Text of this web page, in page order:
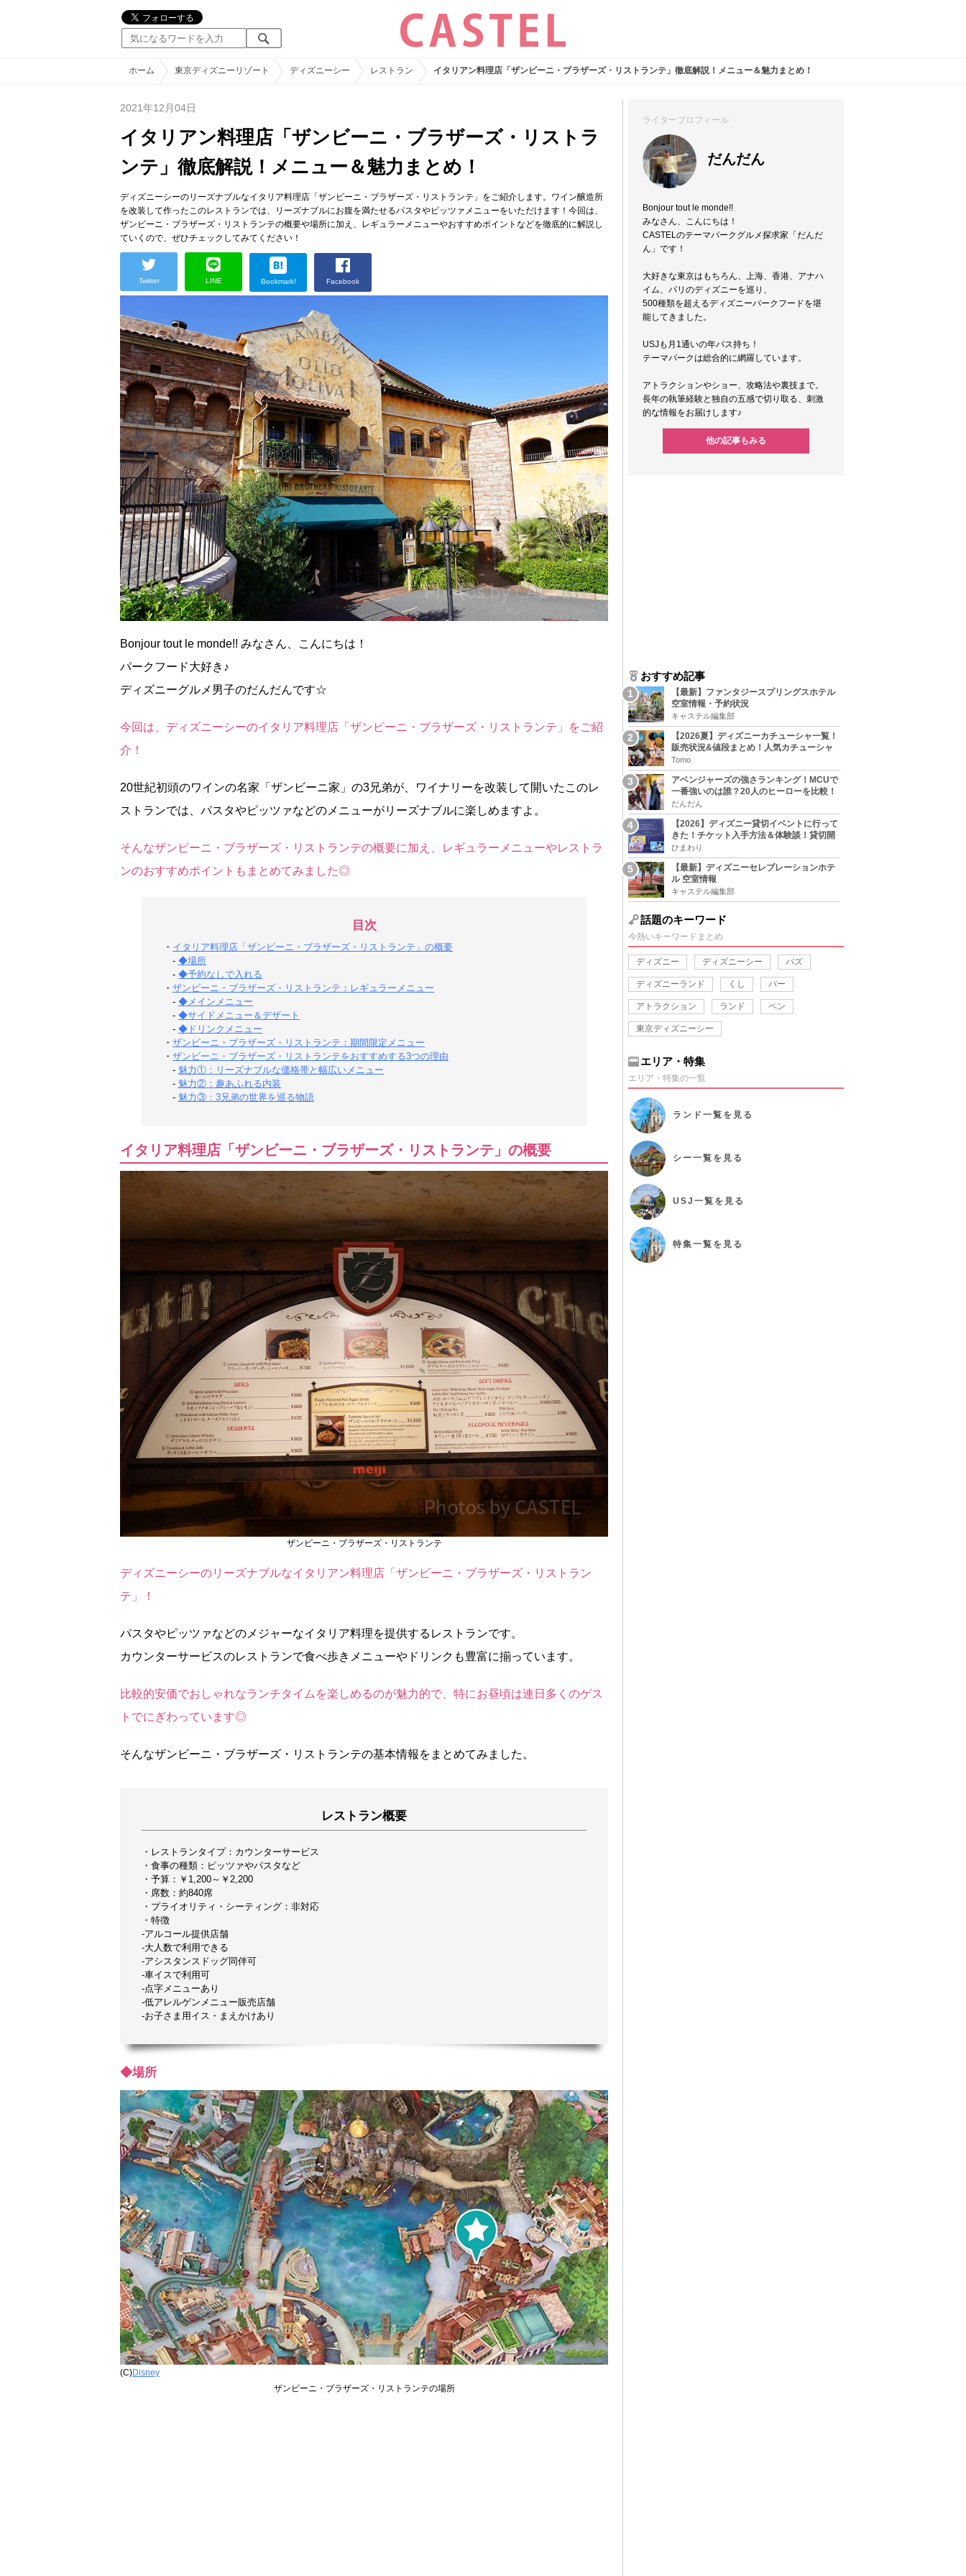
ホーム 東京ディズニーリゾート ディズニーシー レストラン イタリアン料理店「ザンビーニ・ブラザーズ・リストランテ」徹底解説！メニュー＆魅力まとめ！
2021年12月04日
イタリアン料理店「ザンビーニ・ブラザーズ・リストラ
ンテ」徹底解説！メニュー＆魅力まとめ！
ディズニーシーのリーズナブルなイタリア料理店「ザンビーニ・ブラザーズ・リストランテ」をご紹介します。ワイン醸造所
を改装して作ったこのレストランでは、リーズナブルにお腹を満たせるパスタやピッツァメニューをいただけます！今回は、
ザンビーニ・ブラザーズ・リストランテの概要や場所に加え、レギュラーメニューやおすすめポイントなどを徹底的に解説し
ていくので、ぜひチェックしてみてください！
Twitter LINE Bookmark! Facebook
Bonjour tout le monde!! みなさん、こんにちは！
パークフード大好き♪
ディズニーグルメ男子のだんだんです☆
今回は、ディズニーシーのイタリア料理店「ザンビーニ・ブラザーズ・リストランテ」をご紹
介！
20世紀初頭のワインの名家「ザンビーニ家」の3兄弟が、ワイナリーを改装して開いたこのレ
ストランでは、パスタやピッツァなどのメニューがリーズナブルに楽しめますよ。
そんなザンビーニ・ブラザーズ・リストランテの概要に加え、レギュラーメニューやレストラ
ンのおすすめポイントもまとめてみました◎
目次
・ イタリア料理店「ザンビーニ・ブラザーズ・リストランテ」の概要
- ◆場所
- ◆予約なしで入れる
・ ザンビーニ・ブラザーズ・リストランテ：レギュラーメニュー
- ◆メインメニュー
- ◆サイドメニュー＆デザート
- ◆ドリンクメニュー
・ ザンビーニ・ブラザーズ・リストランテ：期間限定メニュー
・ ザンビーニ・ブラザーズ・リストランテをおすすめする3つの理由
- 魅力①：リーズナブルな価格帯と幅広いメニュー
- 魅力②：趣あふれる内装
- 魅力③：3兄弟の世界を巡る物語
イタリア料理店「ザンビーニ・ブラザーズ・リストランテ」の概要
ザンビーニ・ブラザーズ・リストランテ
ディズニーシーのリーズナブルなイタリアン料理店「ザンビーニ・ブラザーズ・リストラン
テ」！
パスタやピッツァなどのメジャーなイタリア料理を提供するレストランです。
カウンターサービスのレストランで食べ歩きメニューやドリンクも豊富に揃っています。
比較的安価でおしゃれなランチタイムを楽しめるのが魅力的で、特にお昼頃は連日多くのゲス
トでにぎわっています◎
そんなザンビーニ・ブラザーズ・リストランテの基本情報をまとめてみました。
レストラン概要
・レストランタイプ：カウンターサービス
・食事の種類：ピッツァやパスタなど
・予算：￥1,200～￥2,200
・席数：約840席
・プライオリティ・シーティング：非対応
・特徴
-アルコール提供店舗
-大人数で利用できる
-アシスタンスドッグ同伴可
-車イスで利用可
-点字メニューあり
-低アレルゲンメニュー販売店舗
-お子さま用イス・まえかけあり
◆場所
(C)Disney
ザンビーニ・ブラザーズ・リストランテの場所
ライタープロフィール
だんだん
Bonjour tout le monde!!
みなさん、こんにちは！
CASTELのテーマパークグルメ探求家「だんだ
ん」です！
大好きな東京はもちろん、上海、香港、アナハ
イム、パリのディズニーを巡り、
500種類を超えるディズニーパークフードを堪
能してきました。
USJも月1通いの年パス持ち！
テーマパークは総合的に網羅しています。
アトラクションやショー、攻略法や裏技まで。
長年の執筆経験と独自の五感で切り取る、刺激
的な情報をお届けします♪
他の記事もみる
おすすめ記事
【最新】ファンタジースプリングスホテル
空室情報・予約状況
キャステル編集部
【2026夏】ディズニーカチューシャ一覧！
販売状況&値段まとめ！人気カチューシャ
をチェック
Tomo
アベンジャーズの強さランキング！MCUで
一番強いのは誰？20人のヒーローを比較！
だんだん
【2026】ディズニー貸切イベントに行って
きた！チケット入手方法＆体験談！貸切開
催日程まとめ！
ひまわり
【最新】ディズニーセレブレーションホテ
ル 空室情報
キャステル編集部
話題のキーワード
今熱いキーワードまとめ
ディズニー ディズニーシー バズ
ディズニーランド くし バー
アトラクション ランド ペン
東京ディズニーシー
エリア・特集
エリア・特集の一覧
ランド 一覧を見る
シー一覧を見る
USJ 一覧を見る
特集一覧を見る